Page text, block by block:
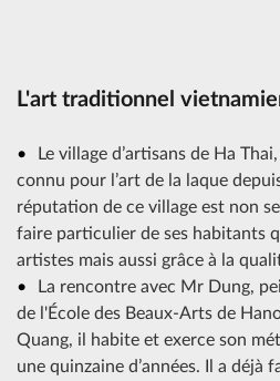
L'art traditionnel
Le village d’artisans de Ha
connu pour l’art de la laque
réputation de ce village est non
faire particulier de ses habitants
artistes mais aussi grâce à la
La rencontre avec Mr Dung,
de l'École des Beaux-Arts de
Quang, il habite et exerce son
une quinzaine d’années. Il a déjà